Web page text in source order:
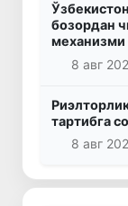
бозордан
механизми
8 авг
тартибга
8 авг